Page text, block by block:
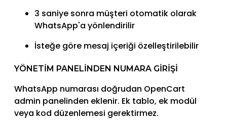
3 saniye sonra müşteri otomatik olarak
WhatsApp'a yönlendirilir
İsteğe göre mesaj içeriği özelleştirilebilir
YÖNETIM PANELINDEN NUMARA GIRIŞI
WhatsApp numarası doğrudan OpenCart
admin panelinden eklenir. Ek tablo, ek modül
veya kod düzenlemesi gerektirmez.